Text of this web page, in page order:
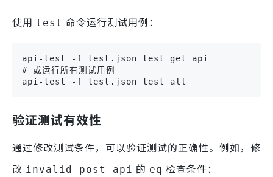
使用 test 命令运行测试用例：
api-test -f test.json test get_api
# 或运行所有测试用例
api-test -f test.json test all
验证测试有效性
通过修改测试条件，可以验证测试的正确性。例如，修
改 invalid_post_api 的 eq 检查条件：